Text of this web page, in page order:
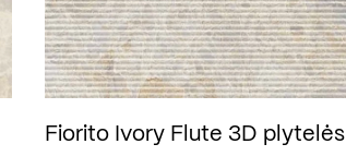
Fiorito Ivory Flute 3D plytelės